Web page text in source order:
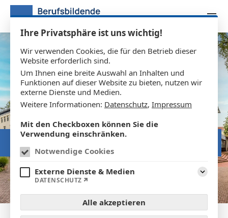
RECHTSANWALT & NOTAR
Ihre Privatsphäre ist uns wichtig!
Wir verwenden Cookies, die für den Betrieb dieser
Website erforderlich sind.
Um Ihnen eine breite Auswahl an Inhalten und
Funktionen auf dieser Website zu bieten, nutzen wir
externe Dienste und Medien.
Weitere Informationen: Datenschutz, Impressum
Mit den Checkboxen können Sie die
Verwendung einschränken.
Notwendige Cookies
Externe Dienste & Medien
DATENSCHUTZ
Alle akzeptieren